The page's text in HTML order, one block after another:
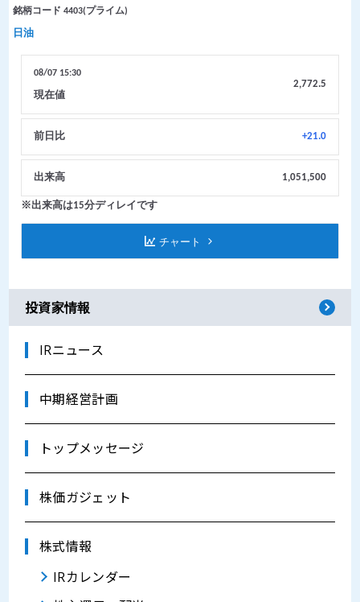
投資家情報
IRニュース
中期経営計画
トップメッセージ
株価ガジェット
株式情報
IRカレンダー